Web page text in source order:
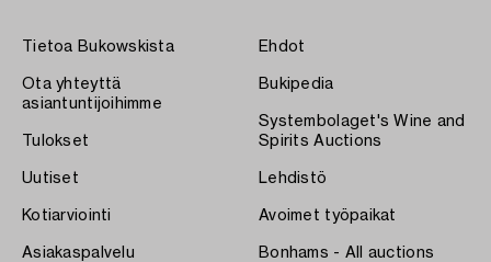
Tietoa Bukowskista
Ota yhteyttä
asiantuntijoihimme
Tulokset
Uutiset
Kotiarviointi
Asiakaspalvelu
Ehdot
Bukipedia
Systembolaget's Wine and
Spirits Auctions
Lehdistö
Avoimet työpaikat
Bonhams - All auctions